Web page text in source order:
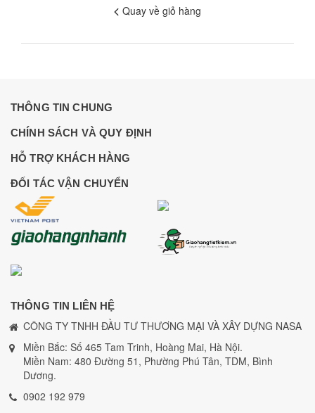
Quay về giỏ hàng
THÔNG TIN CHUNG
CHÍNH SÁCH VÀ QUY ĐỊNH
HỖ TRỢ KHÁCH HÀNG
ĐỐI TÁC VẬN CHUYỂN
THÔNG TIN LIÊN HỆ
CÔNG TY TNHH ĐẦU TƯ THƯƠNG MẠI VÀ XÂY DỰNG NASA
Miền Bắc: Số 465 Tam Trinh, Hoàng Mai, Hà Nội.
Miền Nam: 480 Đường 51, Phường Phú Tân, TDM, Bình
Dương.
0902 192 979